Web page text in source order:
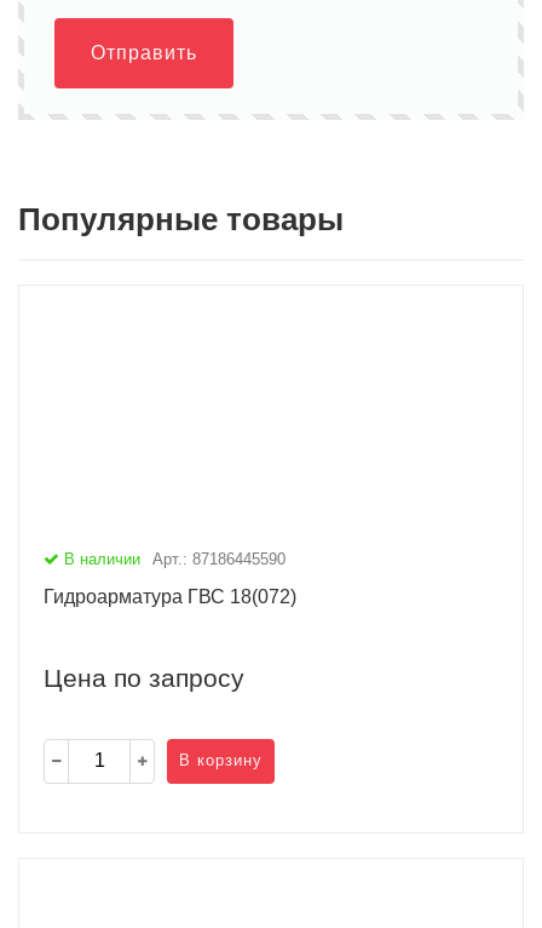
Отправить
Популярные товары
В наличии Арт.: 87186445590
Гидроарматура ГВС 18(072)
Цена по запросу
В корзину